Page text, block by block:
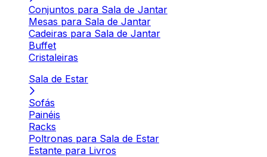
Conjuntos para Sala de Jantar
Mesas para Sala de Jantar
Cadeiras para Sala de Jantar
Buffet
Cristaleiras
Sala de Estar
Sofás
Painéis
Racks
Poltronas para Sala de Estar
Estante para Livros